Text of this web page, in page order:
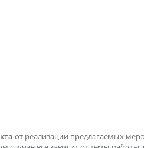
от реализации предлагаемых